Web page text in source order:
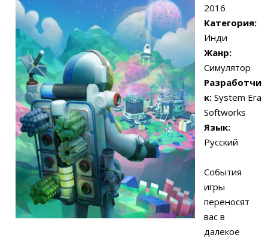
2016
Категория:
Инди
Жанр:
Симулятор
Разработчи
к: System Era
Softworks
Язык:
Русский
События
игры
переносят
вас в
далекое